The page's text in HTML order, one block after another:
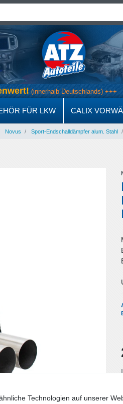
(innerhalb Deutschlands) +++
FÜR LKW CALIX
Novus Sport-Endschalldämpfer alum. Stahl
Technologien auf unserer